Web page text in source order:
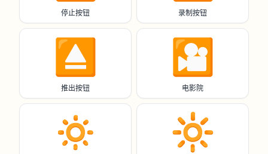
停止按钮 录制按钮
⏏️
推出按钮
🎦
电影院
🔅 🔆